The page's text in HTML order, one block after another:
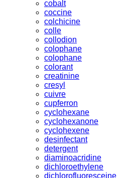
cobalt
coccine
colchicine
colle
collodion
colophane
colophane
colorant
creatinine
cresyl
cuivre
cupferron
cyclohexane
cyclohexanone
cyclohexene
desinfectant
detergent
diaminoacridine
dichloroethylene
dichlorofluoresceine